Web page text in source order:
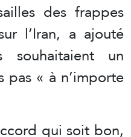
des frappes
l’Iran, a ajouté
souhaitaient un
« à n’importe
qui soit bon,